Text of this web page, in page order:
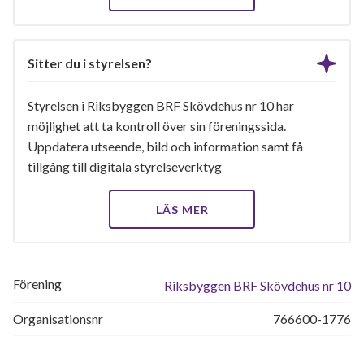
Sitter du i styrelsen?
Styrelsen i Riksbyggen BRF Skövdehus nr 10 har
möjlighet att ta kontroll över sin föreningssida.
Uppdatera utseende, bild och information samt få
tillgång till digitala styrelseverktyg
LÄS MER
Förening Riksbyggen BRF Skövdehus nr 10
Organisationsnr 766600-1776